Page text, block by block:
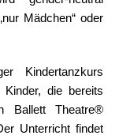
Mädchen“ oder
Kindertanzkurs
die bereits
Ballett Theatre®
Unterricht findet